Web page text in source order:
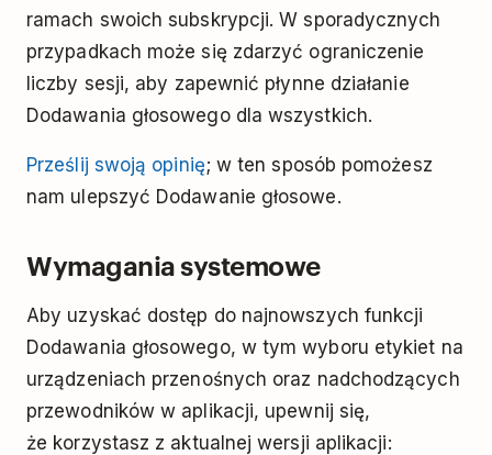
ramach swoich subskrypcji. W sporadycznych
przypadkach może się zdarzyć ograniczenie
liczby sesji, aby zapewnić płynne działanie
Dodawania głosowego dla wszystkich.
Prześlij swoją opinię; w ten sposób pomożesz
nam ulepszyć Dodawanie głosowe.
Wymagania systemowe
Aby uzyskać dostęp do najnowszych funkcji
Dodawania głosowego, w tym wyboru etykiet na
urządzeniach przenośnych oraz nadchodzących
przewodników w aplikacji, upewnij się,
że korzystasz z aktualnej wersji aplikacji: